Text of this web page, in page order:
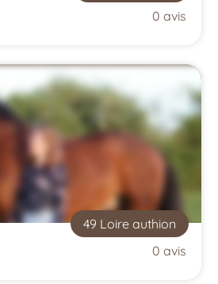
0 avis
49 Loire authion
0 avis